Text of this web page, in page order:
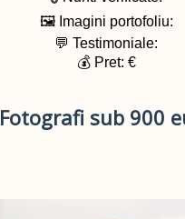
🖼️ Imagini portofoliu:
💬 Testimoniale:
💰 Pret: €
Fotografi sub 900